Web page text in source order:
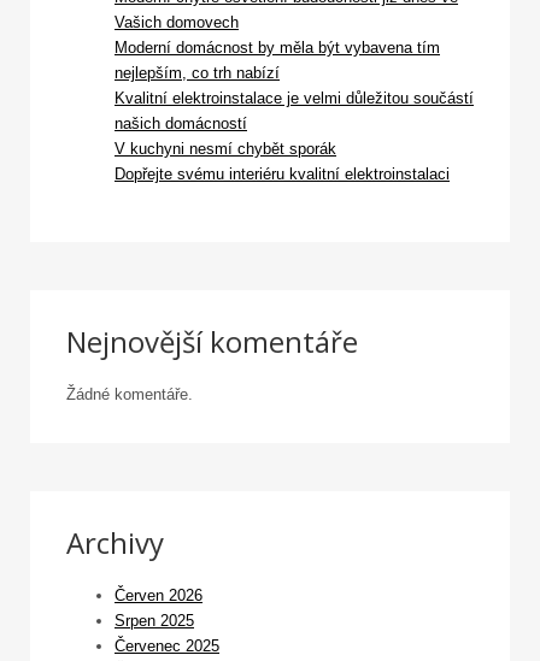
Vašich domovech
Moderní domácnost by měla být vybavena tím
nejlepším, co trh nabízí
Kvalitní elektroinstalace je velmi důležitou součástí
našich domácností
V kuchyni nesmí chybět sporák
Dopřejte svému interiéru kvalitní elektroinstalaci
Nejnovější komentáře
Žádné komentáře.
Archivy
Červen 2026
Srpen 2025
Červenec 2025